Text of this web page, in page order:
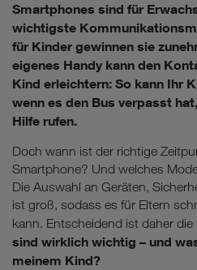
Smartphones sind für
wichtigste
für Kinder gewinnen sie
eigenes Handy kann den
Kind erleichtern: So kann Ihr
wenn es den Bus verpasst
Hilfe rufen.
Doch wann ist der richtige
Smartphone? Und welches
Die Auswahl an Geräten,
ist groß, sodass es für Eltern
kann. Entscheidend ist daher die
sind wirklich wichtig – und
meinem Kind?